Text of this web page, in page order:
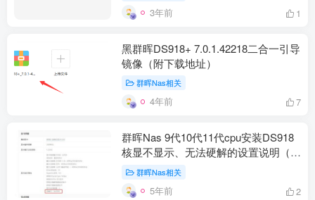
3年前 1
黑群晖DS918+ 7.0.1.42218二合一引导
镜像（附下载地址）
群晖Nas相关
4年前 7
群晖Nas 9代10代11代cpu安装DS918
核显不显示、无法硬解的设置说明（支
持DSM6.X和DSM7.X，支持虚拟机环
境）
群晖Nas相关
5年前 2